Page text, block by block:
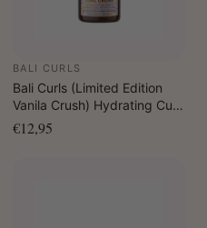
BALI CURLS
Bali Curls (Limited Edition
Vanila Crush) Hydrating Curl
Cream 150 ml
€12,95